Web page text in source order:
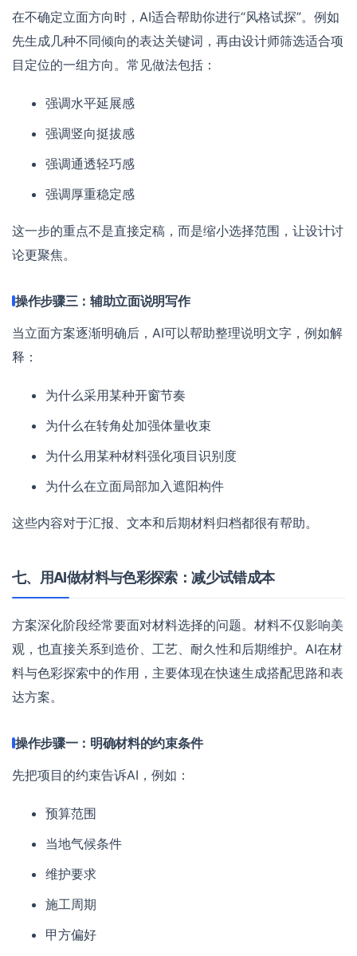
在不确定立面方向时，AI适合帮助你进行“风格试探”。例如
先生成几种不同倾向的表达关键词，再由设计师筛选适合项
目定位的一组方向。常见做法包括：
强调水平延展感
强调竖向挺拔感
强调通透轻巧感
强调厚重稳定感
这一步的重点不是直接定稿，而是缩小选择范围，让设计讨
论更聚焦。
操作步骤三：辅助立面说明写作
当立面方案逐渐明确后，AI可以帮助整理说明文字，例如解
释：
为什么采用某种开窗节奏
为什么在转角处加强体量收束
为什么用某种材料强化项目识别度
为什么在立面局部加入遮阳构件
这些内容对于汇报、文本和后期材料归档都很有帮助。
七、用AI做材料与色彩探索：减少试错成本
方案深化阶段经常要面对材料选择的问题。材料不仅影响美
观，也直接关系到造价、工艺、耐久性和后期维护。AI在材
料与色彩探索中的作用，主要体现在快速生成搭配思路和表
达方案。
操作步骤一：明确材料的约束条件
先把项目的约束告诉AI，例如：
预算范围
当地气候条件
维护要求
施工周期
甲方偏好